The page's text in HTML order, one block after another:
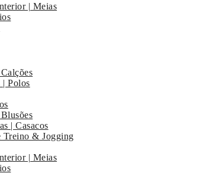
| Meias
| Polos
| Casacos
Treino & Jogging
| Meias